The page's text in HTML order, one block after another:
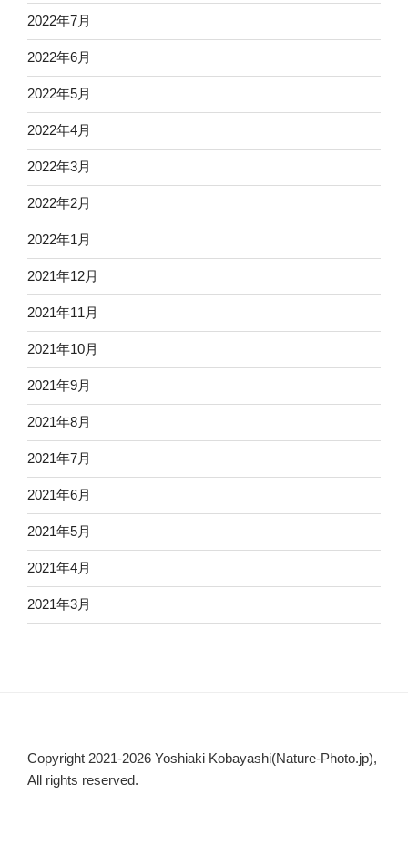
2022年7月
2022年6月
2022年5月
2022年4月
2022年3月
2022年2月
2022年1月
2021年12月
2021年11月
2021年10月
2021年9月
2021年8月
2021年7月
2021年6月
2021年5月
2021年4月
2021年3月
Copyright 2021-2026 Yoshiaki Kobayashi(Nature-Photo.jp),
All rights reserved.